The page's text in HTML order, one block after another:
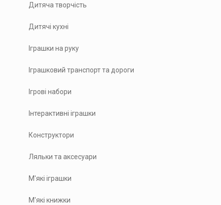
Дитяча творчість
Дитячі кухні
Іграшки на руку
Іграшковий транспорт та дороги
Ігрові набори
Інтерактивні іграшки
Конструктори
Ляльки та аксесуари
М'які іграшки
М'які книжки